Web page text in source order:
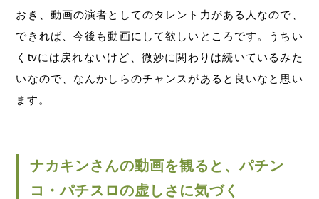
おき、動画の演者としてのタレント力がある人なので、
できれば、今後も動画にして欲しいところです。うちい
くtvには戻れないけど、微妙に関わりは続いているみた
いなので、なんかしらのチャンスがあると良いなと思い
ます。
ナカキンさんの動画を観ると、パチン
コ・パチスロの虚しさに気づく